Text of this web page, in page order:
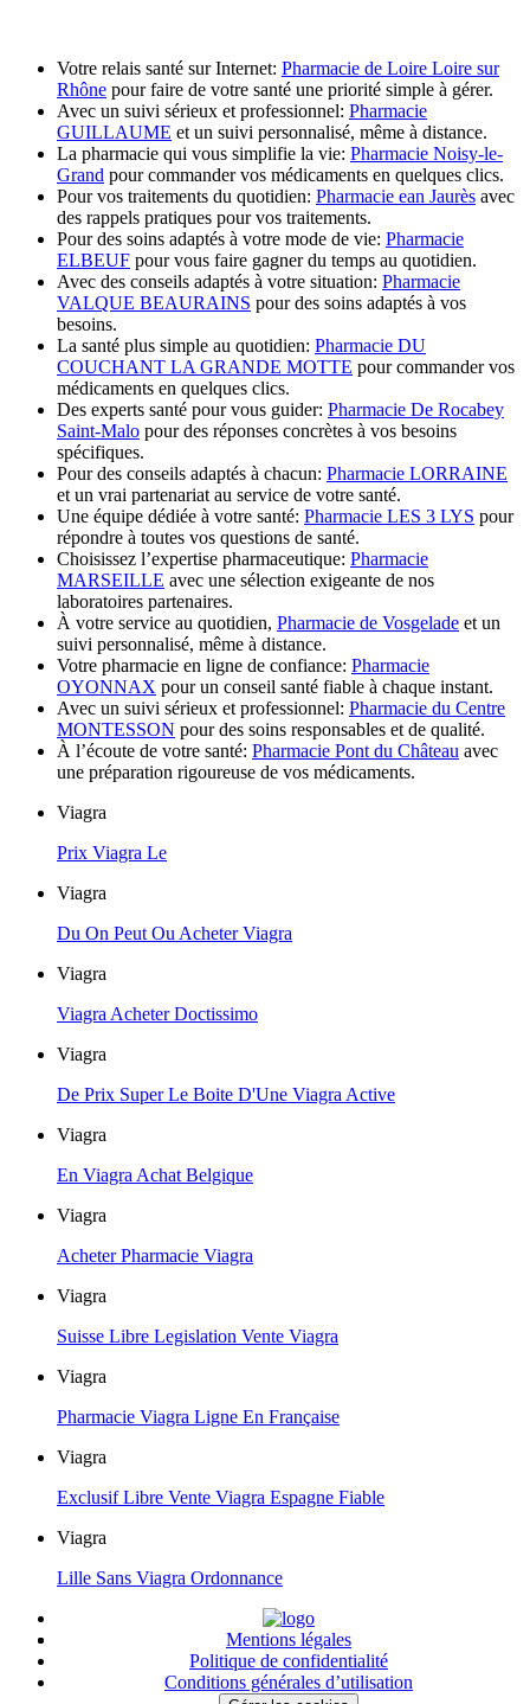
Votre relais santé sur Internet: Pharmacie de Loire Loire sur
Rhône pour faire de votre santé une priorité simple à gérer.
Avec un suivi sérieux et professionnel: Pharmacie
GUILLAUME et un suivi personnalisé, même à distance.
La pharmacie qui vous simplifie la vie: Pharmacie Noisy-le-
Grand pour commander vos médicaments en quelques clics.
Pour vos traitements du quotidien: Pharmacie ean Jaurès avec
des rappels pratiques pour vos traitements.
Pour des soins adaptés à votre mode de vie: Pharmacie
ELBEUF pour vous faire gagner du temps au quotidien.
Avec des conseils adaptés à votre situation: Pharmacie
VALQUE BEAURAINS pour des soins adaptés à vos
besoins.
La santé plus simple au quotidien: Pharmacie DU
COUCHANT LA GRANDE MOTTE pour commander vos
médicaments en quelques clics.
Des experts santé pour vous guider: Pharmacie De Rocabey
Saint-Malo pour des réponses concrètes à vos besoins
spécifiques.
Pour des conseils adaptés à chacun: Pharmacie LORRAINE
et un vrai partenariat au service de votre santé.
Une équipe dédiée à votre santé: Pharmacie LES 3 LYS pour
répondre à toutes vos questions de santé.
Choisissez l’expertise pharmaceutique: Pharmacie
MARSEILLE avec une sélection exigeante de nos
laboratoires partenaires.
À votre service au quotidien, Pharmacie de Vosgelade et un
suivi personnalisé, même à distance.
Votre pharmacie en ligne de confiance: Pharmacie
OYONNAX pour un conseil santé fiable à chaque instant.
Avec un suivi sérieux et professionnel: Pharmacie du Centre
MONTESSON pour des soins responsables et de qualité.
À l’écoute de votre santé: Pharmacie Pont du Château avec
une préparation rigoureuse de vos médicaments.
Viagra
Prix Viagra Le
Viagra
Du On Peut Ou Acheter Viagra
Viagra
Viagra Acheter Doctissimo
Viagra
De Prix Super Le Boite D'Une Viagra Active
Viagra
En Viagra Achat Belgique
Viagra
Acheter Pharmacie Viagra
Viagra
Suisse Libre Legislation Vente Viagra
Viagra
Pharmacie Viagra Ligne En Française
Viagra
Exclusif Libre Vente Viagra Espagne Fiable
Viagra
Lille Sans Viagra Ordonnance
Mentions légales
Politique de confidentialité
Conditions générales d’utilisation